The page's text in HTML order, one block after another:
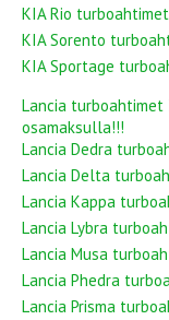
KIA Rio turboahtimet
KIA Sorento
KIA Sportage
Lancia turboahtimet
osamaksulla!!!
Lancia Dedra
Lancia Delta
Lancia Kappa
Lancia Lybra
Lancia Musa
Lancia Phedra
Lancia Prisma